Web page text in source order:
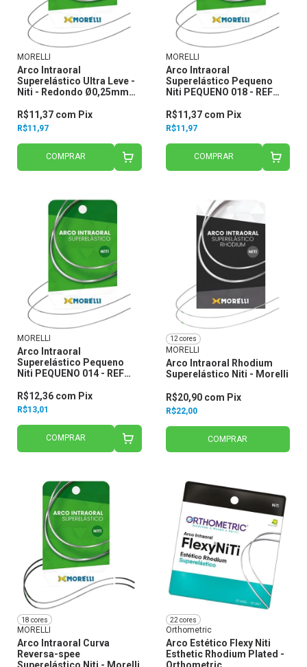
MORELLI
Arco Intraoral
Superelástico Ultra Leve -
Niti - Redondo Ø0,25mm
R$11,97
R$11,37 com Pix
COMPRAR
MORELLI
Arco Intraoral
Superelástico Pequeno
Niti PEQUENO 018 - REF
R$11,97
R$11,37 com Pix
COMPRAR
MORELLI
Arco Intraoral
Superelástico Pequeno
Niti PEQUENO 014 - REF
R$13,01
R$12,36 com Pix
COMPRAR
12 cores
MORELLI
Arco Intraoral Rhodium
Superelástico Niti - Morelli
R$22,00
R$20,90 com Pix
COMPRAR
18 cores
MORELLI
Arco Intraoral Curva
Reversa-spee
22 cores
Orthometric
Arco Estético Flexy Niti
Esthetic Rhodium Plated -